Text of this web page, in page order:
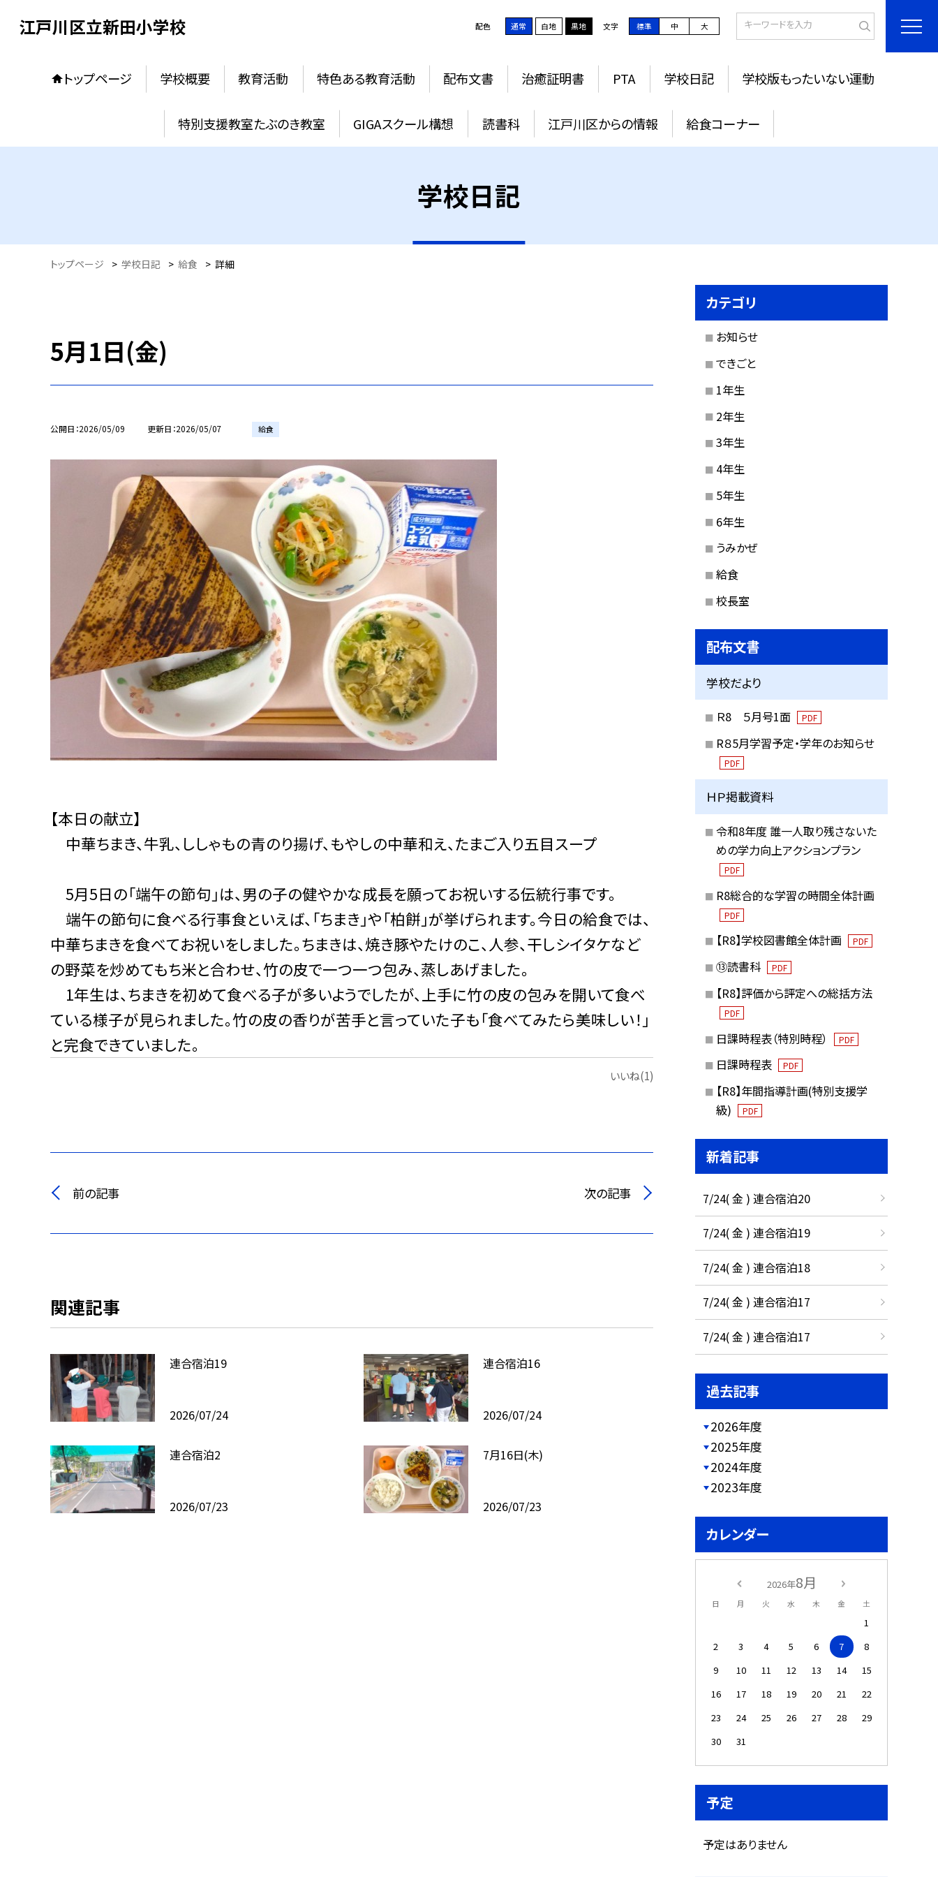
江戸川区立新田小学校 配色 通常 白地 黒地 文字 標準 中 大
トップページ 学校概要 教育活動 特色ある教育活動 配布文書 治癒証明書 PTA 学校日記 学校版もったいない運動
特別支援教室たぶのき教室 GIGAスクール構想 読書科 江戸川区からの情報 給食コーナー
学校日記
トップページ > 学校日記 > 給食 > 詳細
5月1日(金)
公開日 2026/05/09 更新日 2026/05/07 給食
【本日の献立】
中華ちまき、牛乳、ししゃもの青のり揚げ、もやしの中華和え、たまご入り五目スープ
5月5日の「端午の節句」は、男の子の健やかな成長を願ってお祝いする伝統行事です。
端午の節句に食べる行事食といえば、「ちまき」や「柏餅」が挙げられます。今日の給食では、
中華ちまきを食べてお祝いをしました。ちまきは、焼き豚やたけのこ、人参、干しシイタケなど
の野菜を炒めてもち米と合わせ、竹の皮で一つ一つ包み、蒸しあげました。
1年生は、ちまきを初めて食べる子が多いようでしたが、上手に竹の皮の包みを開いて食べ
ている様子が見られました。竹の皮の香りが苦手と言っていた子も「食べてみたら美味しい！」
と完食できていました。
いいね(1)
前の記事 次の記事
関連記事
連合宿泊19
2026/07/24
連合宿泊16
2026/07/24
連合宿泊2
2026/07/23
7月16日(木)
2026/07/23
カテゴリ
お知らせ
できごと
1年生
2年生
3年生
4年生
5年生
6年生
うみかぜ
給食
校長室
配布文書
学校だより
Ｒ8 ５月号1面 PDF
R８5月学習予定・学年のお知らせ
PDF
ＨＰ掲載資料
令和8年度 誰一人取り残さないた
めの学力向上アクションプラン
PDF
R8総合的な学習の時間全体計画
PDF
【R8】学校図書館全体計画 PDF
⑬読書科 PDF
【R8】評価から評定への総括方法
PDF
日課時程表（特別時程） PDF
日課時程表 PDF
【R8】年間指導計画(特別支援学
級)
PDF
新着記事
7/24( 金 ) 連合宿泊20
7/24( 金 ) 連合宿泊19
7/24( 金 ) 連合宿泊18
7/24( 金 ) 連合宿泊17
7/24( 金 ) 連合宿泊17
過去記事
2026年度
2025年度
2024年度
2023年度
カレンダー
2026年8月
日 月 火 水 木 金 土
1
2
3 4 5 6 7
8
9
10 11 12 13 14
15
16
17 18 19 20 21
22
23
24 25 26 27 28
29
30
31
予定
予定はありません